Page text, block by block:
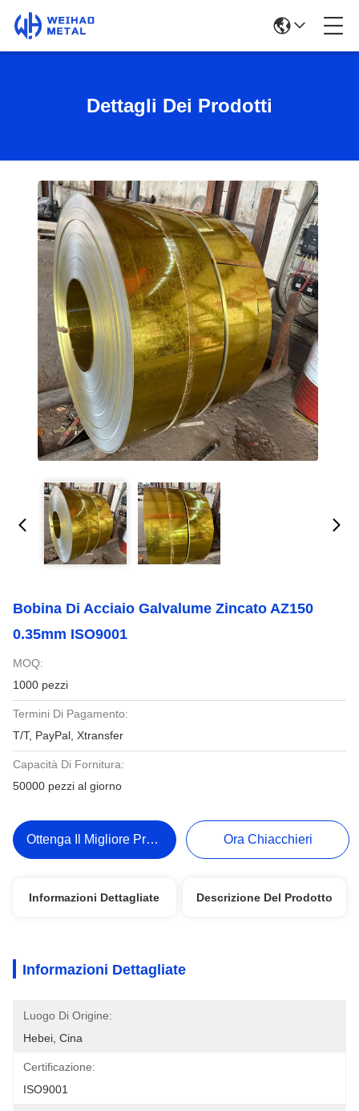
Dettagli Dei Prodotti
Bobina Di Acciaio Galvalume Zincato AZ150
0.35mm ISO9001
MOQ:
1000 pezzi
Termini Di Pagamento:
T/T, PayPal, Xtransfer
Capacità Di Fornitura:
50000 pezzi al giorno
Ottenga Il Migliore Prezzo Ora Chiacchieri
Informazioni Dettagliate Descrizione Del Prodotto
Informazioni Dettagliate
Luogo Di Origine:
Hebei, Cina
Certificazione:
ISO9001